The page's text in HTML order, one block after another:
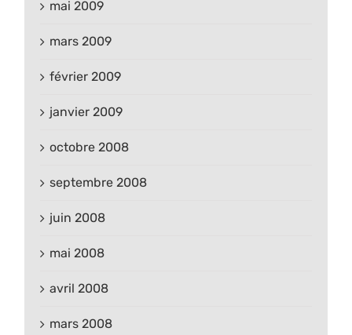
mai 2009
mars 2009
février 2009
janvier 2009
octobre 2008
septembre 2008
juin 2008
mai 2008
avril 2008
mars 2008